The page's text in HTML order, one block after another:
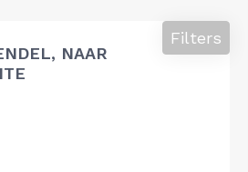
NAAR
Filters